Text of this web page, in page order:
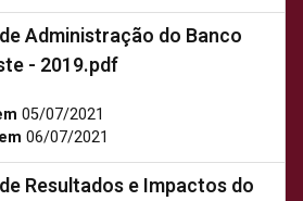
Administração do Banco
- 2019.pdf
05/07/2021
06/07/2021
Resultados e Impactos do